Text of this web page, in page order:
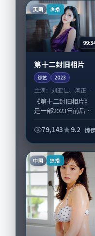
取景与声音设计凸显
中国大陆城市质感，
适合...
英国 热播
第十二封旧相片
综艺 2023
主演： 刘亚仁、河正宇
等
《第十二封旧相片》
是一部2023年前后推
庵野秀明执导，刘亚
亦参与重要戏份。故
事围绕当代都市...
79,143 9.2 惊悚
中国 独播